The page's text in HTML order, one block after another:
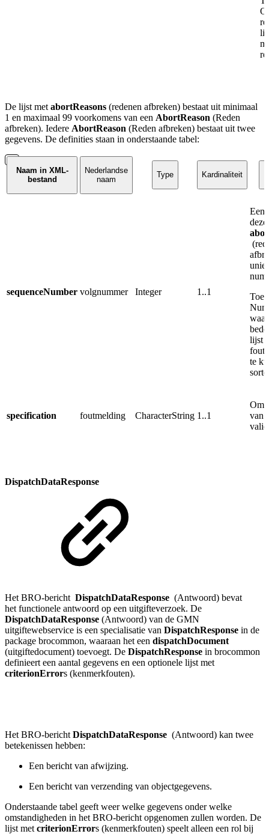
De lijst met abortReasons (redenen afbreken) bestaat uit minimaal
1 en maximaal 99 voorkomens van een AbortReason (Reden
afbreken). Iedere AbortReason (Reden afbreken) bestaat uit twee
gegevens. De definities staan in onderstaande tabel:
Naam in XML-
bestand
Nederlandse
naam
Type Kardinaliteit
sequenceNumber volgnummer Integer 1..1
Een
lijst
te
specification foutmelding CharacterString 1..1
van
DispatchDataResponse
Het BRO-bericht DispatchDataResponse (Antwoord) bevat
het functionele antwoord op een uitgifteverzoek. De
DispatchDataResponse (Antwoord) van de GMN
uitgiftewebservice is een specialisatie van DispatchResponse in de
package brocommon, waaraan het een dispatchDocument
(uitgiftedocument) toevoegt. De DispatchResponse in brocommon
definieert een aantal gegevens en een optionele lijst met
criterionErrors (kenmerkfouten).
Het BRO-berichtDispatchDataResponse (Antwoord) kan twee
betekenissen hebben:
Een bericht van afwijzing.
Een bericht van verzending van objectgegevens.
Onderstaande tabel geeft weer welke gegevens onder welke
omstandigheden in het BRO-bericht opgenomen zullen worden. De
lijst metcriterionErrors (kenmerkfouten) speelt alleen een rol bij